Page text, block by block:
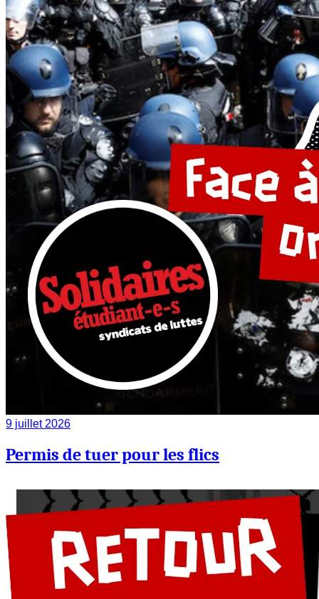
9 juillet 2026
Permis de tuer pour les flics